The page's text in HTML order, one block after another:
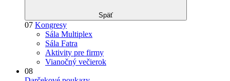
Späť
07 Kongresy
Sála Multiplex
Sála Fatra
Aktivity pre firmy
Vianočný večierok
08